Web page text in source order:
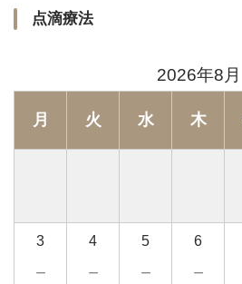
点滴療法
2026年8月
月 火 水 木
3
－
4
－
5
－
6
－